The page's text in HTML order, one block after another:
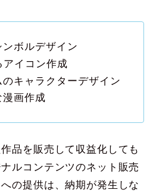
ボルデザイン
アイコン作成
キャラクターデザイン
画作成
品を販売して収益化しても
ルコンテンツのネット販売
の提供は、納期が発生しな